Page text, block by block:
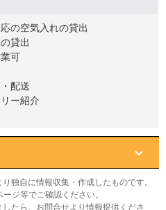
の空気入れの貸出
貸出
可
配送
ー紹介
独自に情報収集・作成したものです。
ジ等でご確認ください。
たら、お問合せより情報提供くださ